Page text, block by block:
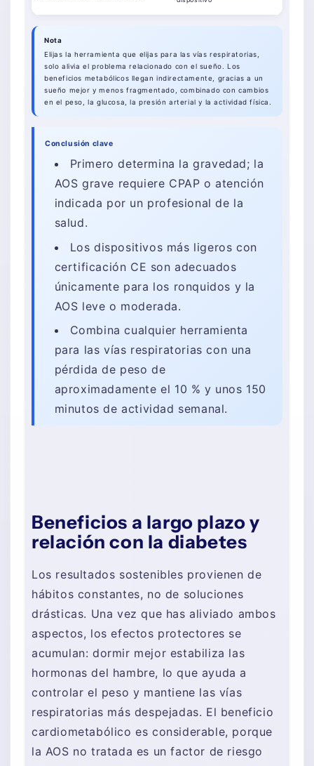
Nota
Elijas la herramienta que elijas para las vías respiratorias,
solo alivia el problema relacionado con el sueño. Los
beneficios metabólicos llegan indirectamente, gracias a un
sueño mejor y menos fragmentado, combinado con cambios
en el peso, la glucosa, la presión arterial y la actividad física.
Conclusión clave
Primero determina la gravedad; la
AOS grave requiere CPAP o atención
indicada por un profesional de la
salud.
Los dispositivos más ligeros con
certificación CE son adecuados
únicamente para los ronquidos y la
AOS leve o moderada.
Combina cualquier herramienta
para las vías respiratorias con una
pérdida de peso de
aproximadamente el 10 % y unos 150
minutos de actividad semanal.
Beneficios a largo plazo y
relación con la diabetes
Los resultados sostenibles provienen de
hábitos constantes, no de soluciones
drásticas. Una vez que has aliviado ambos
aspectos, los efectos protectores se
acumulan: dormir mejor estabiliza las
hormonas del hambre, lo que ayuda a
controlar el peso y mantiene las vías
respiratorias más despejadas. El beneficio
cardiometabólico es considerable, porque
la AOS no tratada es un factor de riesgo